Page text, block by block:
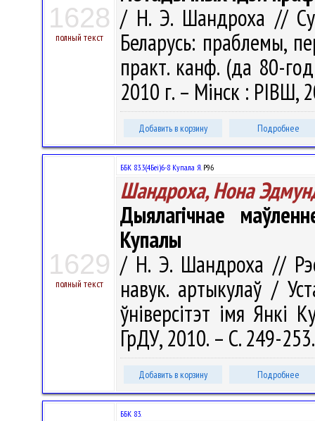
1628
полный текст
/ Н. Э. Шандроха //
Беларусь: праблемы,
практ. канф. (да 80-
2010 г. – Мінск : РІВШ,
Добавить в корзину Подробнее
1629
полный текст
ББК 83.3(4Беі)6-8 Купала Я.Р96
Шандроха, Нона
Дыялагічнае
Купалы
/ Н. Э. Шандроха //
навук. артыкулаў /
ўніверсітэт імя
ГрДУ, 2010. – С. 249-
Добавить в корзину Подробнее
ББК 83.